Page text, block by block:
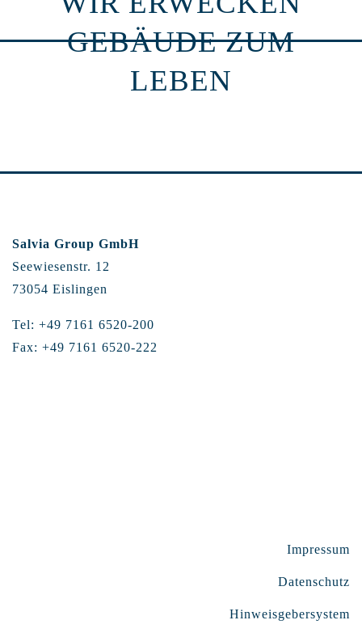
GEBÄUDE ZUM
LEBEN
Salvia Group GmbH
Seewiesenstr. 12
73054 Eislingen
Tel: +49 7161 6520-200
Fax: +49 7161 6520-222
Impressum
Datenschutz
Hinweisgebersystem